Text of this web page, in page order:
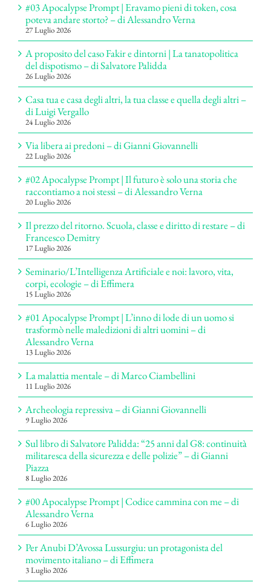
#03 Apocalypse Prompt | Eravamo pieni di token, cosa
poteva andare storto? – di Alessandro Verna
27 Luglio 2026
A proposito del caso Fakir e dintorni | La tanatopolitica
del dispotismo – di Salvatore Palidda
26 Luglio 2026
Casa tua e casa degli altri, la tua classe e quella degli altri –
di Luigi Vergallo
24 Luglio 2026
Via libera ai predoni – di Gianni Giovannelli
22 Luglio 2026
#02 Apocalypse Prompt | Il futuro è solo una storia che
raccontiamo a noi stessi – di Alessandro Verna
20 Luglio 2026
Il prezzo del ritorno. Scuola, classe e diritto di restare – di
Francesco Demitry
17 Luglio 2026
Seminario/L’Intelligenza Artificiale e noi: lavoro, vita,
corpi, ecologie – di Effimera
15 Luglio 2026
#01 Apocalypse Prompt | L’inno di lode di un uomo si
trasformò nelle maledizioni di altri uomini – di
Alessandro Verna
13 Luglio 2026
La malattia mentale – di Marco Ciambellini
11 Luglio 2026
Archeologia repressiva – di Gianni Giovannelli
9 Luglio 2026
Sul libro di Salvatore Palidda: “25 anni dal G8: continuità
militaresca della sicurezza e delle polizie” – di Gianni
Piazza
8 Luglio 2026
#00 Apocalypse Prompt | Codice cammina con me – di
Alessandro Verna
6 Luglio 2026
Per Anubi D’Avossa Lussurgiu: un protagonista del
movimento italiano – di Effimera
3 Luglio 2026